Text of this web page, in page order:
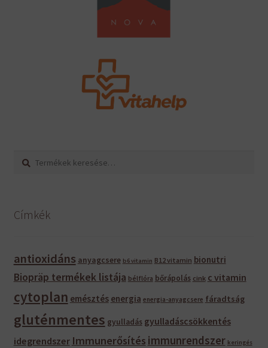
Keresés
Keresés
Címkék
antioxidáns anyagcsere b6 vitamin B12 vitamin bionutri
Biopräp termékek listája bélflóra bőrápolás cink c vitamin
cytoplan emésztés energia energia-anyagcsere fáradtság
gluténmentes gyulladás gyulladáscsökkentés
idegrendszer Immunerősítés immunrendszer keringés